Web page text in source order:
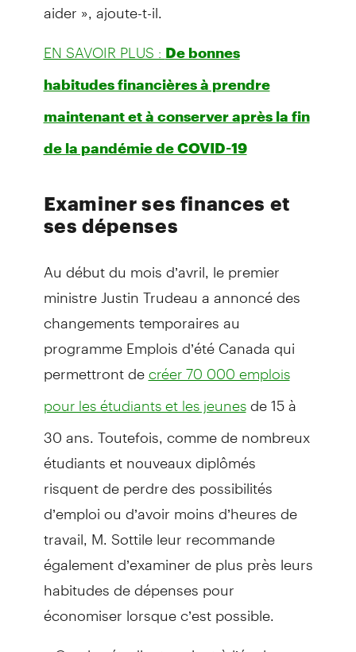
EN SAVOIR PLUS : De bonnes
habitudes financières à prendre
maintenant et à conserver après la fin
de la pandémie de COVID-19
Examiner ses finances et
ses dépenses
Au début du mois d’avril, le premier
ministre Justin Trudeau a annoncé des
changements temporaires au
programme Emplois d’été Canada qui
permettront decréer 70 000 emplois
pour les étudiants et les jeunesde 15 à
30 ans. Toutefois, comme de nombreux
étudiants et nouveaux diplômés
risquent de perdre des possibilités
d’emploi ou d’avoir moins d’heures de
travail, M. Sottile leur recommande
également d’examiner de plus près leurs
habitudes de dépenses pour
économiser lorsque c’est possible.